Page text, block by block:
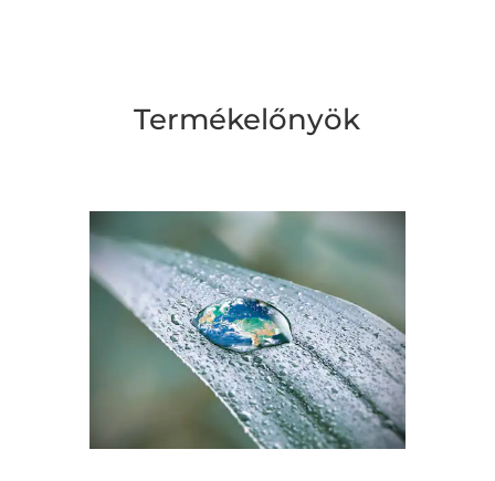
Termékelőnyök